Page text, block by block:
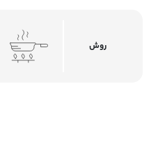
روش